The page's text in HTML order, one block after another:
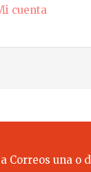
cuenta
Correos una